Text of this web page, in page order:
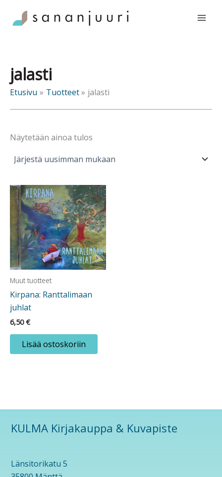
sisältöön
jalasti
Etusivu Tuotteet jalasti
Näytetään ainoa tulos
Muut tuotteet
Kirpana: Ranttalimaan
juhlat
6,50€
Lisää ostoskoriin
KULMA Kirjakauppa & Kuvapiste
Länsitorikatu 5